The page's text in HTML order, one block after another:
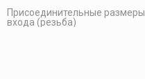
Присоединительные размеры
входа (резьба)